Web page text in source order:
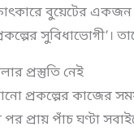
বুয়েটের
সুবিধাভোগী’।
প্রস্তুতি নেই
প্রকল্পের কাজের সময়
প্রায় পাঁচ ঘণ্টা